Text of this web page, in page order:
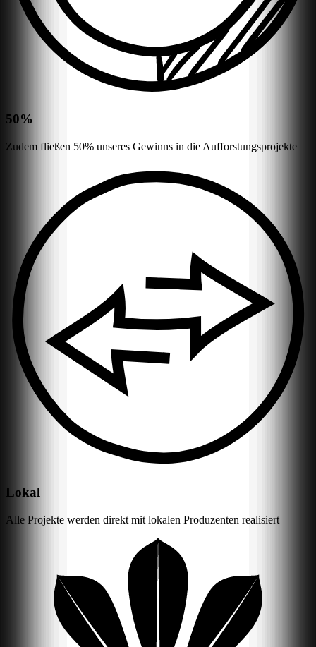
50%
Zudem fließen 50% unseres Gewinns in die Aufforstungsprojekte
Lokal
Alle Projekte werden direkt mit lokalen Produzenten realisiert